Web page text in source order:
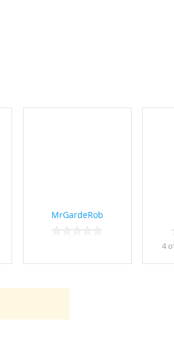
MrGardeRob
4